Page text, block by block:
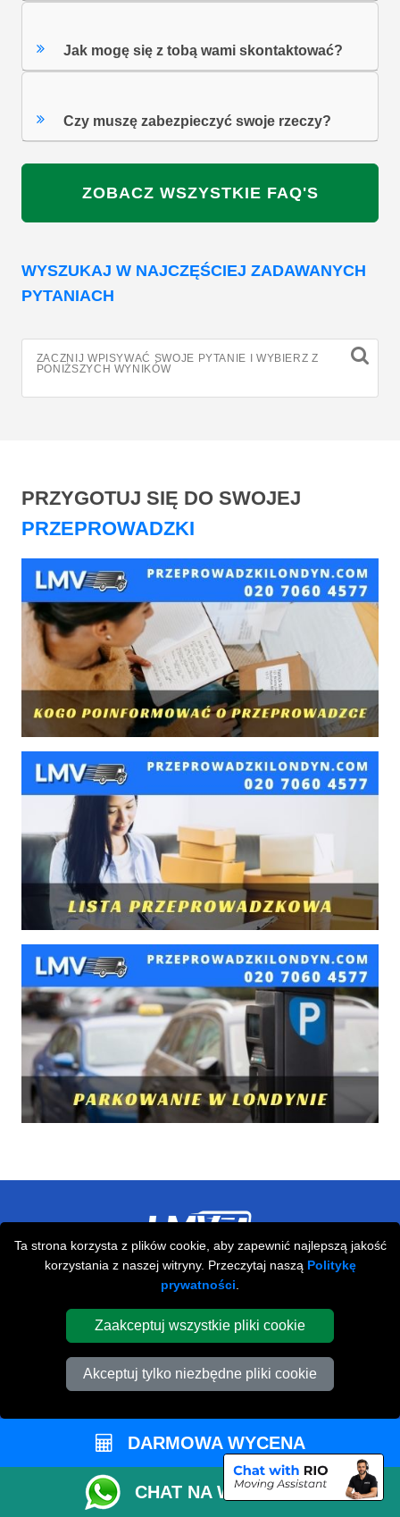
Ta strona korzysta z plików cookie, aby zapewnić najlepszą jakość
korzystania z naszej witryny. Przeczytaj naszą Politykę
prywatności
Zaakceptuj wszystkie pliki cookie
Akceptuj tylko niezbędne pliki cookie
Jak mogę się z tobą wami skontaktować?
Czy muszę zabezpieczyć swoje rzeczy?
ZOBACZ WSZYSTKIE FAQ'S
WYSZUKAJ W NAJCZĘŚCIEJ ZADAWANYCH
PYTANIACH
ZACZNIJ WPISYWAĆ SWOJE PYTANIE I WYBIERZ Z
PONIŻSZYCH WYNIKÓW
PRZYGOTUJ SIĘ DO SWOJEJ
PRZEPROWADZKI
Przeprowadzki Londyn
N15 5LA London,UK
Napisz do nas
+44 208 099 9173
STREFA KLIENTA
DARMOWA WYCENA
CHAT NA WHATSAPP